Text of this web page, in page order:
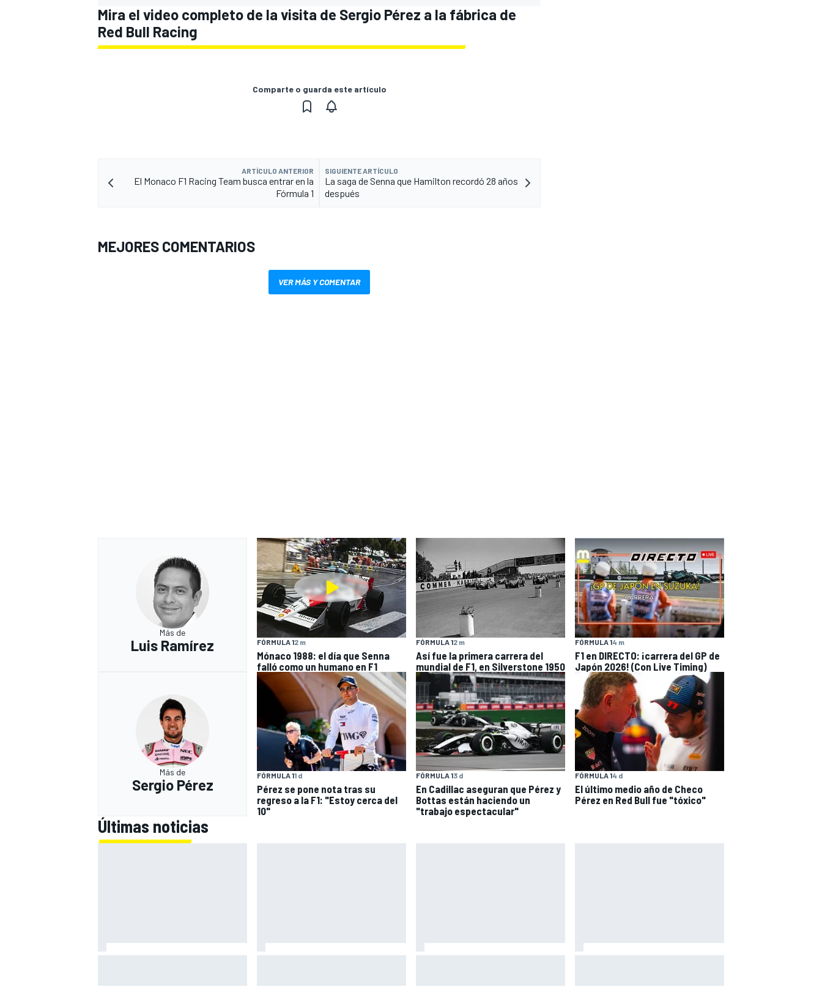
Mira el video completo de la visita de Sergio Pérez a la fábrica de
Red Bull Racing
Comparte o guarda este artículo
ARTÍCULO ANTERIOR
El Monaco F1 Racing Team busca entrar en la
Fórmula 1
SIGUIENTE ARTÍCULO
La saga de Senna que Hamilton recordó 28 años
después
MEJORES COMENTARIOS
VER MÁS Y COMENTAR
Más de
Luis Ramírez FÓRMULA 12 m
Mónaco 1988: el día que Senna
falló como un humano en F1
FÓRMULA 12 m
Así fue la primera carrera del
mundial de F1, en Silverstone 1950
FÓRMULA 14 m
F1 en DIRECTO: ¡carrera del GP de
Japón 2026! (Con Live Timing)
Más de
Sergio Pérez
FÓRMULA 11 d
Pérez se pone nota tras su
regreso a la F1: "Estoy cerca del
10"
FÓRMULA 13 d
En Cadillac aseguran que Pérez y
Bottas están haciendo un
"trabajo espectacular"
FÓRMULA 14 d
El último medio año de Checo
Pérez en Red Bull fue "tóxico"
Últimas noticias